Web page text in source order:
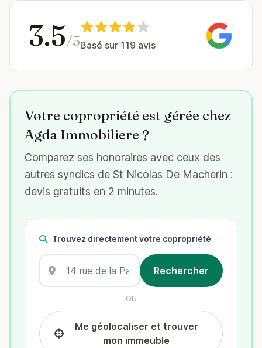
3.5/5Basé sur 119 avis
Votre copropriété est gérée chez
Agda Immobiliere ?
Comparez ses honoraires avec ceux des
autres syndics de St Nicolas De Macherin :
devis gratuits en 2 minutes.
Trouvez directement votre copropriété
OU
Me géolocaliser et trouver
mon immeuble